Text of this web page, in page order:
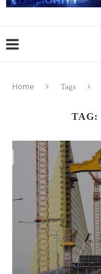
Home Tags
TAG: